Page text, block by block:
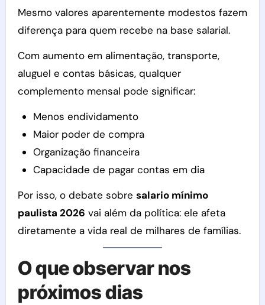
Mesmo valores aparentemente modestos fazem
diferença para quem recebe na base salarial.
Com aumento em alimentação, transporte,
aluguel e contas básicas, qualquer
complemento mensal pode significar:
Menos endividamento
Maior poder de compra
Organização financeira
Capacidade de pagar contas em dia
Por isso, o debate sobre salario mínimo
paulista 2026 vai além da política: ele afeta
diretamente a vida real de milhares de famílias.
O que observar nos
próximos dias